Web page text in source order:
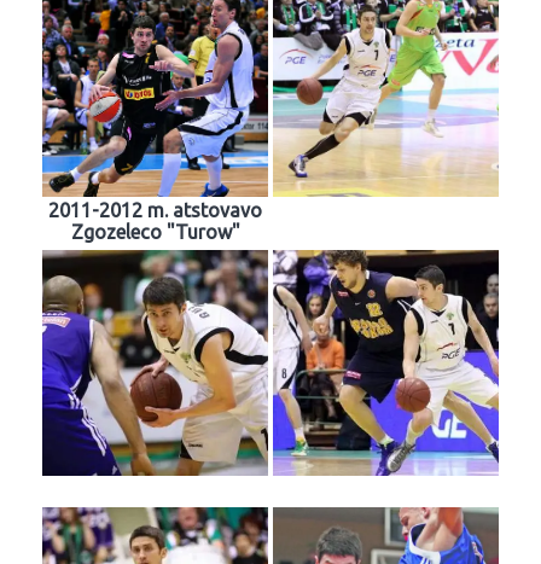
2011-2012 m. atstovavo
Zgozeleco "Turow"